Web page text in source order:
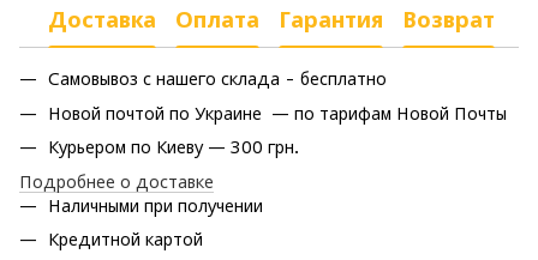
Доставка Оплата Гарантия Возврат
Самовывоз с нашего склада - бесплатно
Новой почтой по Украине — по тарифам Новой Почты
Курьером по Киеву — 300 грн.
Подробнее о доставке
Наличными при получении
Кредитной картой